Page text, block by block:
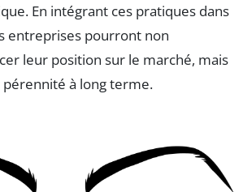
En intégrant ces pratiques dans
entreprises pourront non
leur position sur le marché, mais
à long terme.